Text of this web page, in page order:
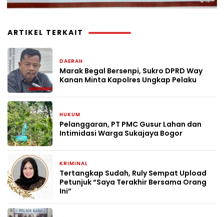
ARTIKEL TERKAIT
DAERAH
Marak Begal Bersenpi, Sukro DPRD Way
Kanan Minta Kapolres Ungkap Pelaku
HUKUM
Pelanggaran, PT PMC Gusur Lahan dan
Intimidasi Warga Sukajaya Bogor
KRIMINAL
Tertangkap Sudah, Ruly Sempat Upload
Petunjuk “Saya Terakhir Bersama Orang
Ini”